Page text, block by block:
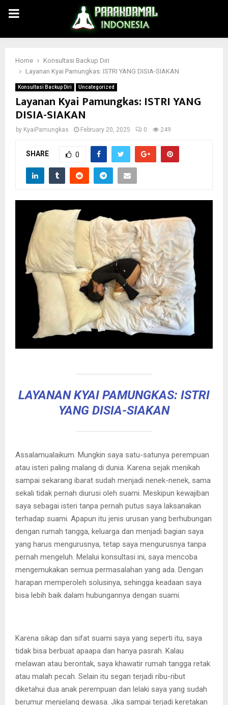
PRIMARY
MENU
Home
Konsultasi Backup Diri
Layanan Kyai Pamungkas: ISTRI YANG DISIA-SIAKAN
Konsultasi Backup Diri Uncategorized
Layanan Kyai Pamungkas: ISTRI YANG
DISIA-SIAKAN
by KyaiPamungkas February 20, 2025 0 249
SHARE 0
LAYANAN KYAI PAMUNGKAS: ISTRI
YANG DISIA-SIAKAN
Assalamualaikum. Mungkin saya satu-satunya perempuan
atau isteri paling malang di dunia. Karena sejak menikah
sampai sekarang ibarat sudah menjadi nenek-nenek, sama
sekali tidak pernah diurusi oleh suami. Meskipun kewajiban
saya sebagai isteri tanpa pernah putus saya laksanakan
terhadap suami. Apapun itu jenis urusan yang berhubungan
dengan rumah tangga, keluarga dan menjadi bagian saya
yang harus mengurusnya, tetap saya mengurusnya tanpa
pernah mengeluh. Melalui konsultasi ini, saya mencoba
mengemukakan semua permasalahan yang ada. Dengan
harapan memperoleh solusinya, sehingga keadaan saya
bisa lebih baik dalam hubungannya dengan suami.
Karena sikap dan sifat suami saya yang seperti itu, saya
tidak bisa berbuat apaapa dan hanya pasrah. Kalau
melawan atau berontak, saya khawatir rumah tangga retak
atau malah pecah. Selain itu segan terjadi ribu-ribut
diketahui dua anak perempuan dan lelaki saya yang sudah
berumur menjelang dewasa. Jika sampai terjadi keretakan